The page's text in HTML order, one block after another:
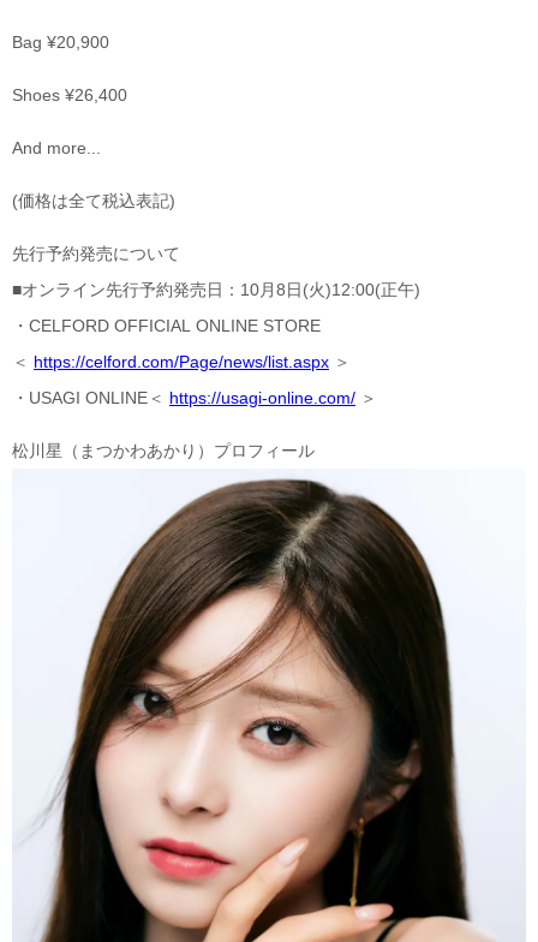
Bag ¥20,900
Shoes ¥26,400
And more...
(価格は全て税込表記)
先行予約発売について
■オンライン先行予約発売日：10月8日(火)12:00(正午)
・CELFORD OFFICIAL ONLINE STORE
＜ https://celford.com/Page/news/list.aspx ＞
・USAGI ONLINE＜ https://usagi-online.com/ ＞
松川星（まつかわあかり）プロフィール